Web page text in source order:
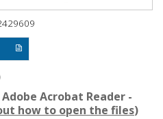
Acrobat Reader -
how to open the files)